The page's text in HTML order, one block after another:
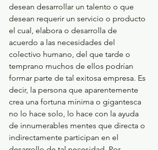
desean desarrollar un talento o que
desean requerir un servicio o producto
el cual, elabora o desarrolla de
acuerdo a las necesidades del
colectivo humano, del que tarde o
temprano muchos de ellos podrían
formar parte de tal exitosa empresa. Es
decir, la persona que aparentemente
crea una fortuna mínima o gigantesca
no lo hace solo, lo hace con la ayuda
de innumerables mentes que directa o
indirectamente participan en el